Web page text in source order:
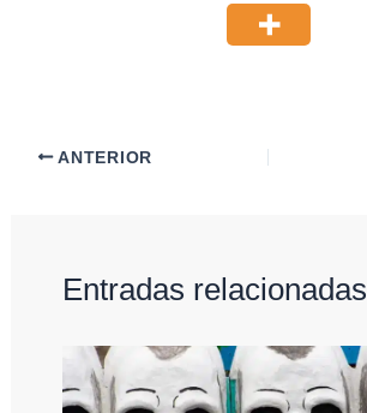
ANTERIOR
Entradas relacionadas